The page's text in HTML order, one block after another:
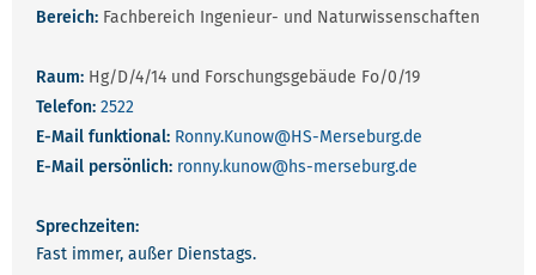
Bereich: Fachbereich Ingenieur- und Naturwissenschaften
Raum: Hg/D/4/14 und Forschungsgebäude Fo/0/19
Telefon: 2522
E-Mail funktional: Ronny.Kunow@HS-Merseburg.de
E-Mail persönlich: ronny.kunow@hs-merseburg.de
Sprechzeiten:
Fast immer, außer Dienstags.